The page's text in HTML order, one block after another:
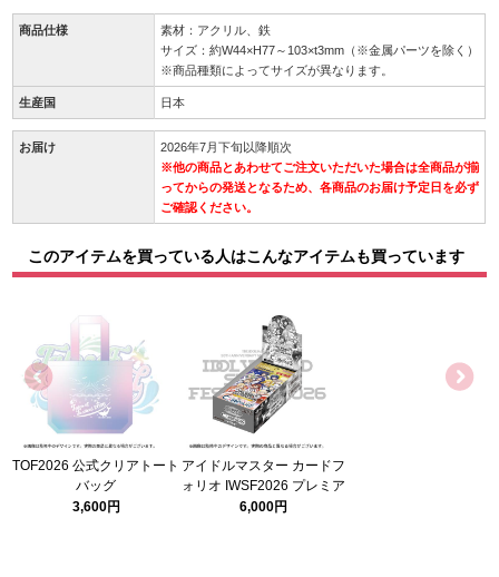
商品仕様
素材：アクリル、鉄
サイズ：約W44×H77～103×t3mm（※金属パーツを除く）
※商品種類によってサイズが異なります。
生産国 日本
お届け
2026年7月下旬以降順次
※他の商品とあわせてご注文いただいた場合は全商品が揃
ってからの発送となるため、各商品のお届け予定日を必ず
ご確認ください。
このアイテムを買っている人はこんなアイテムも買っています
TOF2026 公式クリアトート
バッグ
3,600円
アイドルマスター カードフ
ォリオ IWSF2026 プレミア
ムパック【BOX】
6,000円